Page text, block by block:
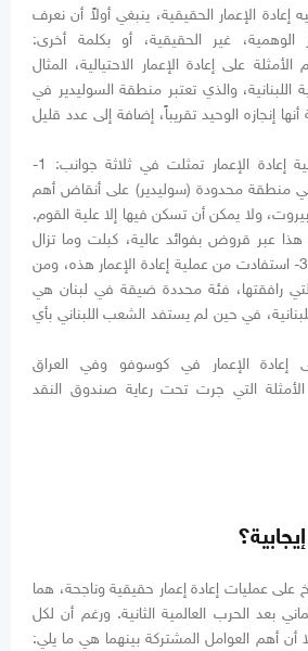
الإعمار الحقيقية، ينبغي أولاً أن نعرف
الوهمية، غير الحقيقية، أو بكلمة أخرى:
الأمثلة على إعادة الإعمار الاحتيالية، المثال
اللبنانية، والذي تعتبر منطقة السوليدير في
إنجازه الوحيد تقريباً، إضافة إلى عدد قليل
في المثال اللبناني، عملية إعادة الإعمار تمثلت في ثلاثة جوانب: 1-
منطقة محدودة (سوليدير) على أنقاض أهم
ولا يمكن أن تسكن فيها إلا علية القوم.
هذا عبر قروض بفوائد عالية، كبلت وما تزال
تكبل لبنان حتى اللحظة. 3- استفادت من عملية إعادة الإعمار هذه، ومن
رافقتها، فئة محددة ضيقة في لبنان هي
في حين لم يستفد الشعب اللبناني بأي
إعادة الإعمار في كوسوفو وفي العراق
التي جرت تحت رعاية صندوق النقد
على عمليات إعادة إعمار حقيقية وناجحة، هما
بعد الحرب العالمية الثانية. ورغم أن لكل
أن أهم العوامل المشتركة بينهما هي ما يلي: